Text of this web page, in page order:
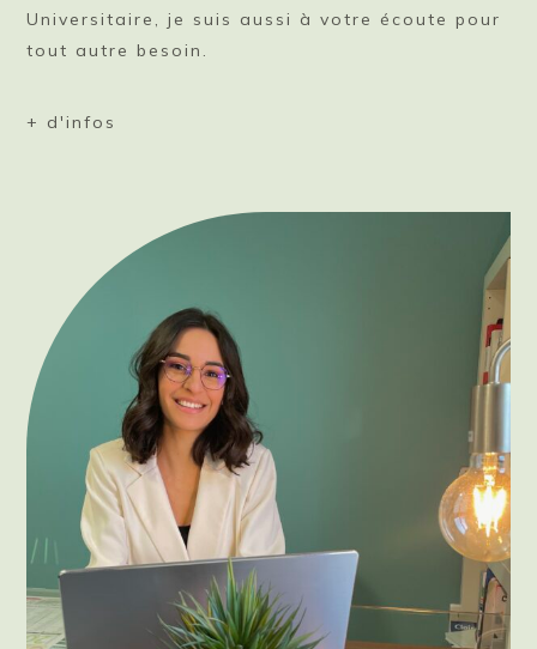
Universitaire, je suis aussi à votre écoute pour
tout autre besoin.
+ d'infos